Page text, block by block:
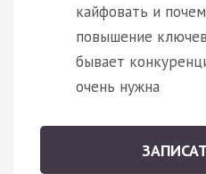
кайфовать и
повышение
бывает
очень нужна